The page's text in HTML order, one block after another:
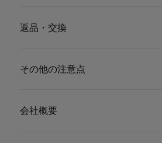
返品・交換
その他の注意点
会社概要